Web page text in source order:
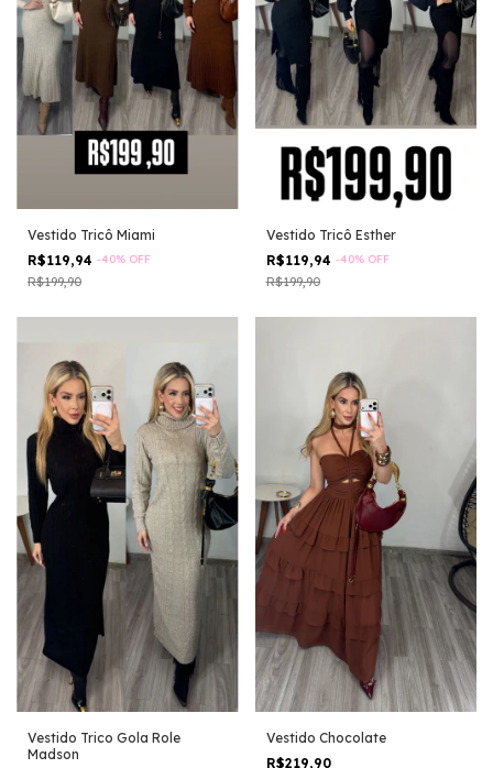
Vestido Tricô Miami
R$119,94 -40% OFF
R$199,90
Vestido Tricô Esther
R$119,94 -40% OFF
R$199,90
Vestido Trico Gola Role
Madson
Vestido Chocolate
R$219,90